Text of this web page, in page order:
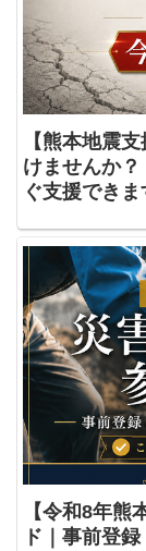
【熊本地震
けませんか
ぐ支援できま
【令和8年熊
ド｜事前登